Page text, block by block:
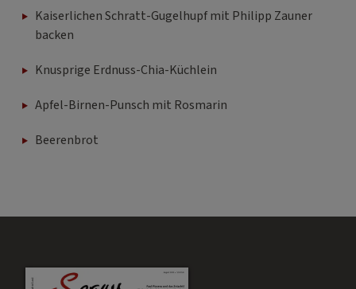
Kaiserlichen Schratt-Gugelhupf mit Philipp Zauner
backen
Knusprige Erdnuss-Chia-Küchlein
Apfel-Birnen-Punsch mit Rosmarin
Beerenbrot